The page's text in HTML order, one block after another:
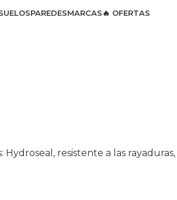
PAREDESMARCAS🔥 OFERTAS
Hydroseal , resistente a las rayaduras,